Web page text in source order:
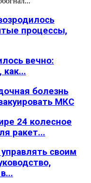
процессы,
вечно:
болезнь
МКС
24 колесное
ракет...
своим